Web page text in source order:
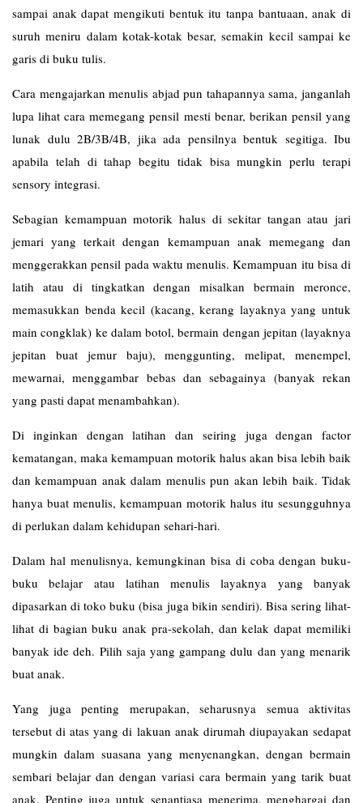
sampai anak dapat mengikuti bentuk itu tanpa bantuaan, anak di
suruh meniru dalam kotak-kotak besar, semakin kecil sampai ke
garis di buku tulis.
Cara mengajarkan menulis abjad pun tahapannya sama, janganlah
lupa lihat cara memegang pensil mesti benar, berikan pensil yang
lunak dulu 2B/3B/4B, jika ada pensilnya bentuk segitiga. Ibu
apabila telah di tahap begitu tidak bisa mungkin perlu terapi
sensory integrasi.
Sebagian kemampuan motorik halus di sekitar tangan atau jari
jemari yang terkait dengan kemampuan anak memegang dan
menggerakkan pensil pada waktu menulis. Kemampuan itu bisa di
latih atau di tingkatkan dengan misalkan bermain meronce,
memasukkan benda kecil (kacang, kerang layaknya yang untuk
main congklak) ke dalam botol, bermain dengan jepitan (layaknya
jepitan buat jemur baju), menggunting, melipat, menempel,
mewarnai, menggambar bebas dan sebagainya (banyak rekan
yang pasti dapat menambahkan).
Di inginkan dengan latihan dan seiring juga dengan factor
kematangan, maka kemampuan motorik halus akan bisa lebih baik
dan kemampuan anak dalam menulis pun akan lebih baik. Tidak
hanya buat menulis, kemampuan motorik halus itu sesungguhnya
di perlukan dalam kehidupan sehari-hari.
Dalam hal menulisnya, kemungkinan bisa di coba dengan buku-
buku belajar atau latihan menulis layaknya yang banyak
dipasarkan di toko buku (bisa juga bikin sendiri). Bisa sering lihat-
lihat di bagian buku anak pra-sekolah, dan kelak dapat memiliki
banyak ide deh. Pilih saja yang gampang dulu dan yang menarik
buat anak.
Yang juga penting merupakan, seharusnya semua aktivitas
tersebut di atas yang di lakuan anak dirumah diupayakan sedapat
mungkin dalam suasana yang menyenangkan, dengan bermain
sembari belajar dan dengan variasi cara bermain yang tarik buat
anak. Penting juga untuk senantiasa menerima, menghargai dan